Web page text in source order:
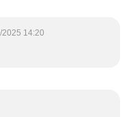
2025 14:20